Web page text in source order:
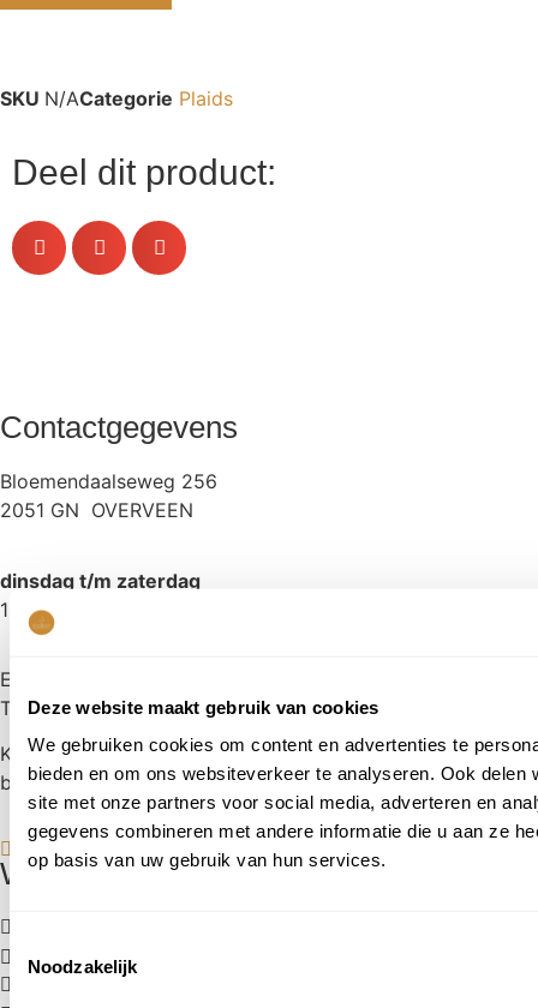
Deze website maakt gebruik van cookies
We gebruiken cookies om content en advertenties te
bieden en om ons websiteverkeer te analyseren. Ook
site met onze partners voor social media, adverteren en
gegevens combineren met andere informatie die u aan ze
op basis van uw gebruik van hun services.
Noodzakelijk
SKU N/ACategorie Plaids
Deel dit product:
Contactgegevens
Bloemendaalseweg 256
2051 GN OVERVEEN
dinsdag t/m zaterdag
10.00 tot 17.00 uur
E:
T:
023 5277256
KvK: 57614229
btw: NL001509894B48
Waarom Het Koetshuys?
Freek
; meer dan 45 jaar ervaring
Bloemen per stuk